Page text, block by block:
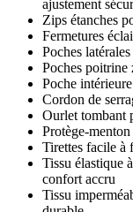
ajustement
Zips étanches
Fermetures
Poches
Poches poitrine
Poche
Cordon de
Ourlet tombant
Protège-
Tirettes facile à
Tissu élastique
confort accru
Tissu